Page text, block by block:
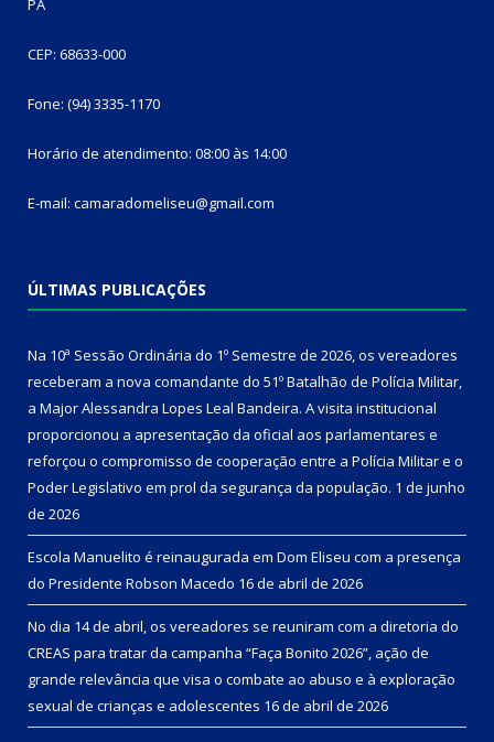
CEP: 68633-000
Fone: (94) 3335-1170
Horário de atendimento: 08:00 às 14:00
E-mail: camaradomeliseu@gmail.com
ÚLTIMAS PUBLICAÇÕES
Na 10ª Sessão Ordinária do 1º Semestre de 2026, os vereadores
receberam a nova comandante do 51º Batalhão de Polícia Militar,
a Major Alessandra Lopes Leal Bandeira. A visita institucional
proporcionou a apresentação da oficial aos parlamentares e
reforçou o compromisso de cooperação entre a Polícia Militar e o
Poder Legislativo em prol da segurança da população. 1 de junho
de 2026
Escola Manuelito é reinaugurada em Dom Eliseu com a presença
do Presidente Robson Macedo 16 de abril de 2026
No dia 14 de abril, os vereadores se reuniram com a diretoria do
CREAS para tratar da campanha “Faça Bonito 2026”, ação de
grande relevância que visa o combate ao abuso e à exploração
sexual de crianças e adolescentes 16 de abril de 2026